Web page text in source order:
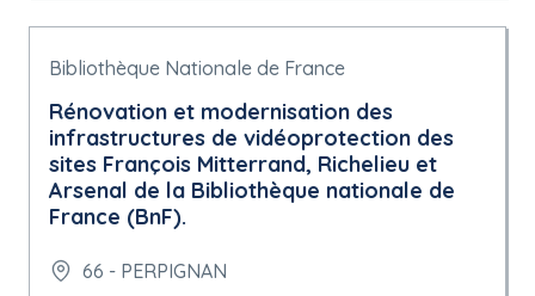
Bibliothèque Nationale de France
Rénovation et modernisation des
infrastructures de vidéoprotection des
sites François Mitterrand, Richelieu et
Arsenal de la Bibliothèque nationale de
France (BnF).
66 - PERPIGNAN